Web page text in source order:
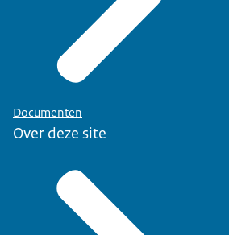
Documenten
Over deze site